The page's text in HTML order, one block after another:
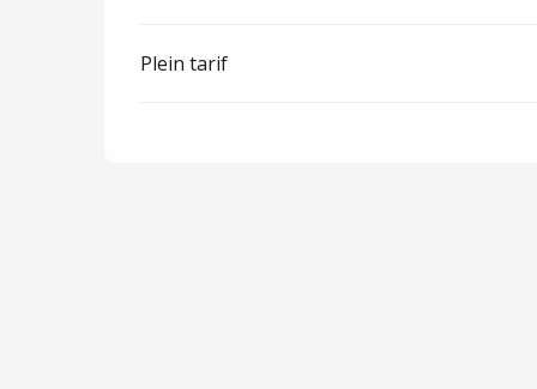
Plein tarif